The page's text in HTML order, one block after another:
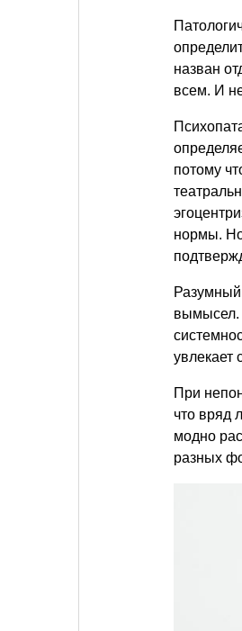
назван
всем. И
потому
нормы. Но
Разумный
вымысел.
увлекает
При
что вряд
модно
разных